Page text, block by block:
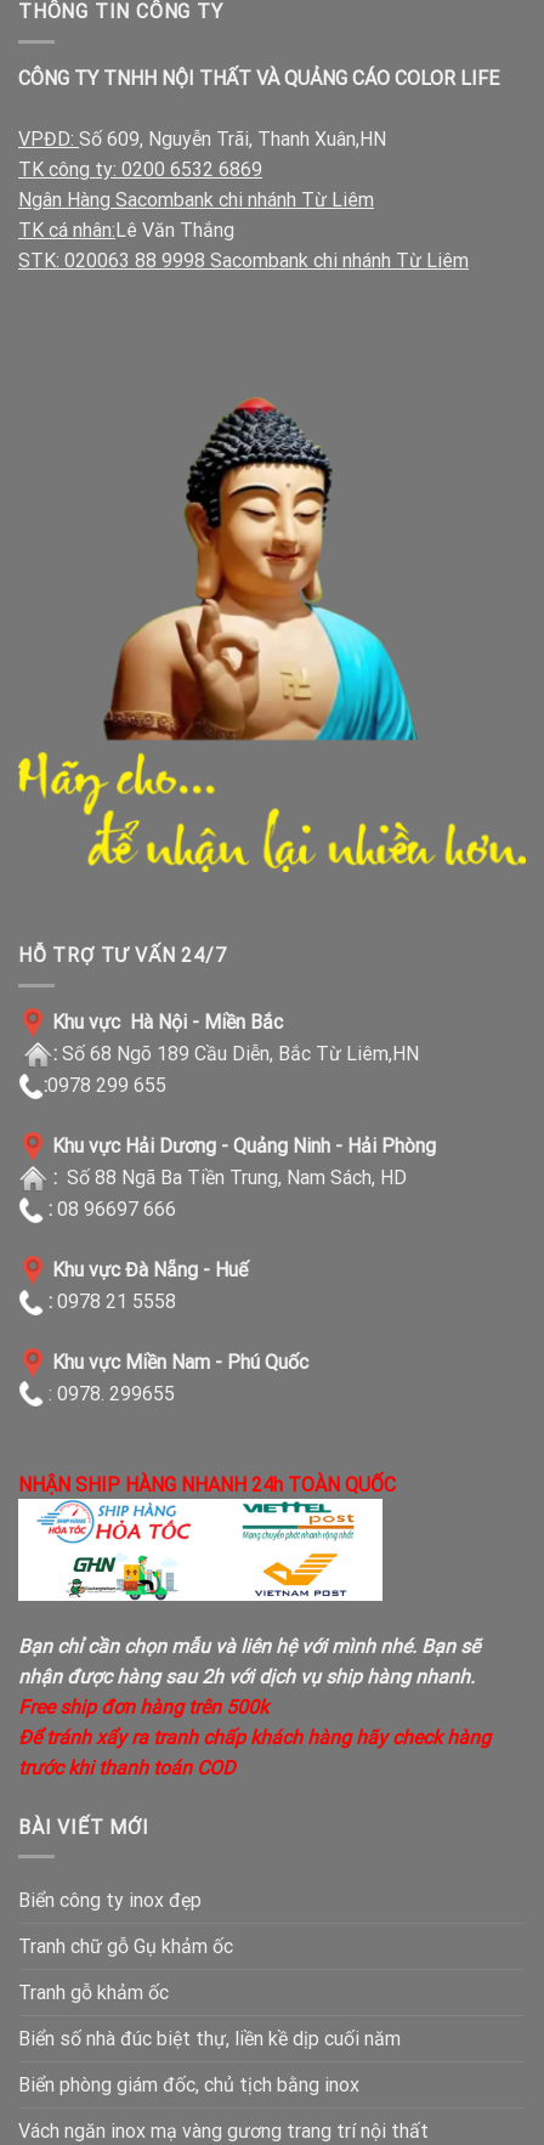
THÔNG TIN CÔNG TY
CÔNG TY TNHH NỘI THẤT VÀ QUẢNG CÁO COLOR LIFE
VPĐD: Số 609, Nguyễn Trãi, Thanh Xuân,HN
TK công ty: 0200 6532 6869
Ngân Hàng Sacombank chi nhánh Từ Liêm
TK cá nhân:Lê Văn Thắng
STK: 020063 88 9998 Sacombank chi nhánh Từ Liêm
HỖ TRỢ TƯ VẤN 24/7
Khu vực Hà Nội - Miền Bắc
: Số 68 Ngõ 189 Cầu Diễn, Bắc Từ Liêm,HN
:0978 299 655
Khu vực Hải Dương - Quảng Ninh - Hải Phòng
: Số 88 Ngã Ba Tiền Trung, Nam Sách, HD
: 08 96697 666
Khu vực Đà Nẵng - Huế
: 0978 21 5558
Khu vực Miền Nam - Phú Quốc
: 0978. 299655
NHẬN SHIP HÀNG NHANH 24h TOÀN QUỐC
Bạn chỉ cần chọn mẫu và liên hệ với mình nhé. Bạn sẽ
nhận được hàng sau 2h với dịch vụ ship hàng nhanh.
Free ship đơn hàng trên 500k
Để tránh xẩy ra tranh chấp khách hàng hãy check hàng
trước khi thanh toán COD
BÀI VIẾT MỚI
Biển công ty inox đẹp
Tranh chữ gỗ Gụ khảm ốc
Tranh gỗ khảm ốc
Biển số nhà đúc biệt thự, liền kề dịp cuối năm
Biển phòng giám đốc, chủ tịch bằng inox
Vách ngăn inox mạ vàng gương trang trí nội thất